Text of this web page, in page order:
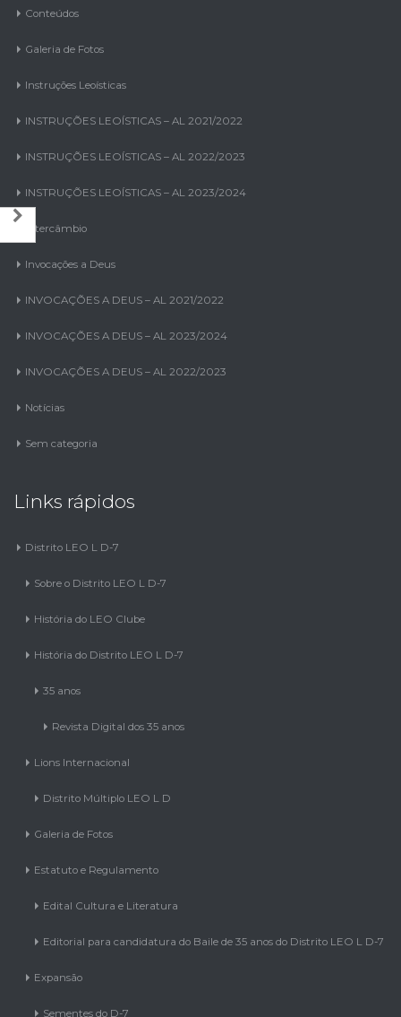
Conteúdos
Galeria de Fotos
Instruções Leoísticas
INSTRUÇÕES LEOÍSTICAS – AL 2021/2022
INSTRUÇÕES LEOÍSTICAS – AL 2022/2023
INSTRUÇÕES LEOÍSTICAS – AL 2023/2024
Intercâmbio
Invocações a Deus
INVOCAÇÕES A DEUS – AL 2021/2022
INVOCAÇÕES A DEUS – AL 2023/2024
INVOCAÇÕES A DEUS – AL 2022/2023
Notícias
Sem categoria
Links rápidos
Distrito LEO L D-7
Sobre o Distrito LEO L D-7
História do LEO Clube
História do Distrito LEO L D-7
35 anos
Revista Digital dos 35 anos
Lions Internacional
Distrito Múltiplo LEO L D
Galeria de Fotos
Estatuto e Regulamento
Edital Cultura e Literatura
Editorial para candidatura do Baile de 35 anos do Distrito LEO L D-7
Expansão
Sementes do D-7